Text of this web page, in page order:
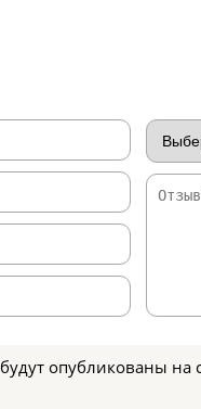
опубликованы